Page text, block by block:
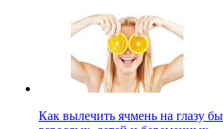
Как вылечить ячмень на глазу